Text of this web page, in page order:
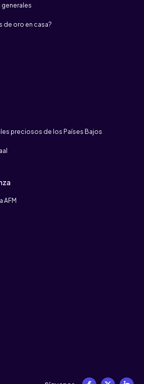
de oro en casa?
preciosos de los Países Bajos
AFM